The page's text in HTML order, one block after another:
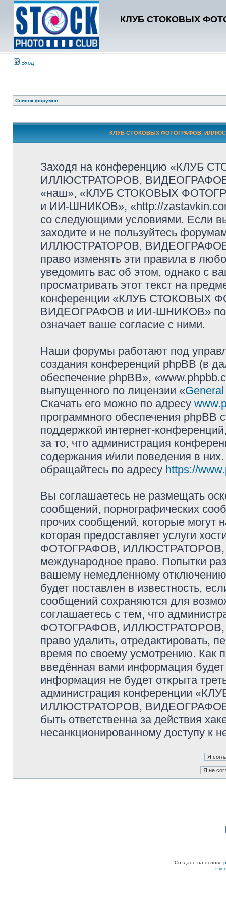
КЛУБ СТОКОВЫХ
Вход
Список форумов
КЛУБ СТОКОВЫХ ФОТОГРАФОВ,
Заходя на конференцию «КЛУБ
ИЛЛЮСТРАТОРОВ,
«наш», «КЛУБ СТОКОВЫХ
и ИИ-ШНИКОВ», «http://
со следующими условиями. Если
заходите и не пользуйтесь
ИЛЛЮСТРАТОРОВ, ВИДЕОГРАФОВ
право изменять эти правила в
уведомить вас об этом, однако с
просматривать этот текст на
конференции «КЛУБ
ВИДЕОГРАФОВ и ИИ-ШНИКОВ»
означает ваше согласие с ними.
Наши форумы работают под
создания конференций phpBB (в
обеспечение phpBB»,
выпущенного по лицензии «
Скачать его можно по адресу
программного обеспечения phpBB
поддержкой интернет-
за то, что администрация
содержания и/или поведения в
обращайтесь по адресу https://
Вы соглашаетесь не размещать
сообщений, порнографических
прочих сообщений, которые могут
которая предоставляет услуги
ФОТОГРАФОВ,
международное право. Попытки
вашему немедленному
будет поставлен в известность,
сообщений сохраняются для
соглашаетесь с тем, что
ФОТОГРАФОВ,
право удалить, отредактировать,
время по своему усмотрению. Как
введённая вами информация
информация не будет открыта
администрация конференции
ИЛЛЮСТРАТОРОВ, ВИДЕОГРАФОВ
быть ответственна за действия
несанкционированному доступу к
Создано на основе